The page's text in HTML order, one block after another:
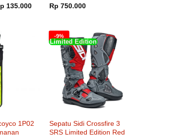
135.000Harga
Rp 135.000.
Rp 750.000
1P02
-9%
Limited Edition
Sepatu Sidi Crossfire 3
SRS Limited Edition Red